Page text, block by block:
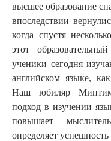
высшее образование
впоследствии
когда спустя
этот
ученики сегодня
английском языке,
Наш юбиляр
подход в изучении
повышает
определяет